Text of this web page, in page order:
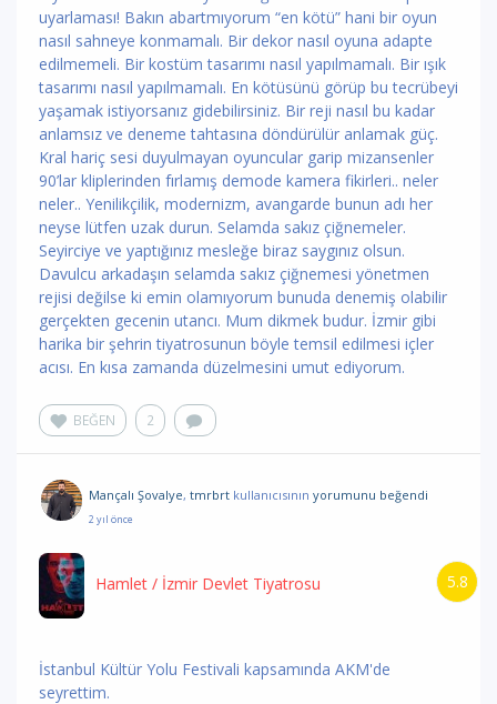
uyarlaması! Bakın abartmıyorum “en kötü” hani bir oyun
nasıl sahneye konmamalı. Bir dekor nasıl oyuna adapte
edilmemeli. Bir kostüm tasarımı nasıl yapılmamalı. Bir ışık
tasarımı nasıl yapılmamalı. En kötüsünü görüp bu tecrübeyi
yaşamak istiyorsanız gidebilirsiniz. Bir reji nasıl bu kadar
anlamsız ve deneme tahtasına döndürülür anlamak güç.
Kral hariç sesi duyulmayan oyuncular garip mizansenler
90’lar kliplerinden fırlamış demode kamera fikirleri.. neler
neler.. Yenilikçilik, modernizm, avangarde bunun adı her
neyse lütfen uzak durun. Selamda sakız çiğnemeler.
Seyirciye ve yaptığınız mesleğe biraz saygınız olsun.
Davulcu arkadaşın selamda sakız çiğnemesi yönetmen
rejisi değilse ki emin olamıyorum bunuda denemiş olabilir
gerçekten gecenin utancı. Mum dikmek budur. İzmir gibi
harika bir şehrin tiyatrosunun böyle temsil edilmesi içler
acısı. En kısa zamanda düzelmesini umut ediyorum.
BEĞEN 2
Mançalı Şovalye, tmrbrt kullanıcısının yorumunu beğendi
2 yıl önce
5.8
Hamlet / İzmir Devlet Tiyatrosu
İstanbul Kültür Yolu Festivali kapsamında AKM'de
seyrettim.